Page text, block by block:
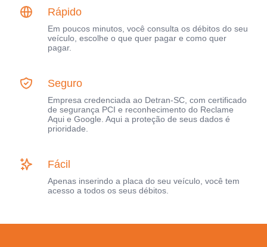
Rápido
Em poucos minutos, você consulta os débitos do seu
veículo, escolhe o que quer pagar e como quer
pagar.
Seguro
Empresa credenciada ao Detran-SC, com certificado
de segurança PCI e reconhecimento do Reclame
Aqui e Google. Aqui a proteção de seus dados é
prioridade.
Fácil
Apenas inserindo a placa do seu veículo, você tem
acesso a todos os seus débitos.